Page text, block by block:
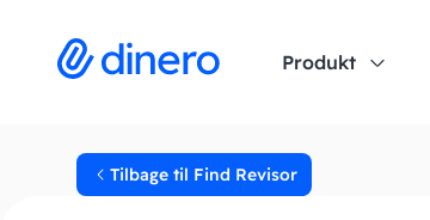
Produkt
Tilbage til Find Revisor